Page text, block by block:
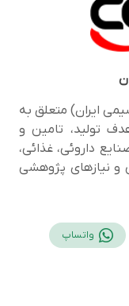
ایران) متعلق به
تولید، تامین و
داروئی، غذائی،
و نیازهای پژوهشی
واتساپ